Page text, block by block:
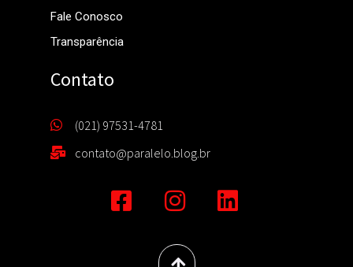
Fale Conosco
Transparência
Contato
(021) 97531-4781
contato@paralelo.blog.br